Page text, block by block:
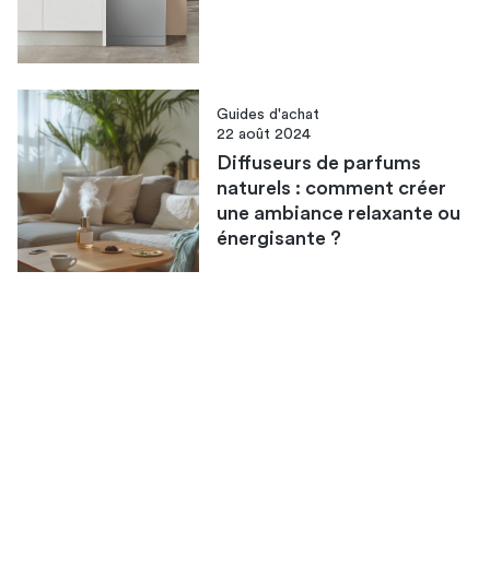
Guides d'achat
22 août 2024
Diffuseurs de parfums
naturels : comment créer
une ambiance relaxante ou
énergisante ?